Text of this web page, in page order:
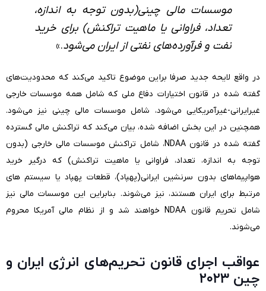
موسسات مالی چینی(بدون توجه به اندازه،
تعداد، فراوانی یا ماهیت تراکنش) برای خرید
نفت و فرآورده‌های نفتی از ایران می‌شود.»
در واقع لایحه جدید صرفا براین موضوع تاکید می‌کند که محدودیت‌های
گفته شده در قانون اختیارات دفاع ملی که شامل همه موسسات خارجی
غیرایرانی-غیرآمریکایی می‌شود، شامل موسسات مالی چینی نیز می‌شود.
همچنین در این بخش اضافه شده، بیان می‌کند که تراکنش مالی گسترده
گفته شده در قانون NDAA، شامل تراکنش موسسات مالی خارجی (بدون
توجه به اندازه، تعداد، فراوانی یا ماهیت تراکنش) که درگیر خرید
هواپیماهای بدون سرنشین ایرانی(پهپاد)، قطعات پهپاد یا سیستم های
مرتبط برای ایران هستند، نیز می‌شوند. بنابراین این موسسات مالی نیز
شامل تحریم قانون NDAA خواهند شد و از نظام مالی آمریکا محروم
می‌شوند.
عواقب اجرای قانون تحریم‌های انرژی ایران و
چین ۲۰۲۳